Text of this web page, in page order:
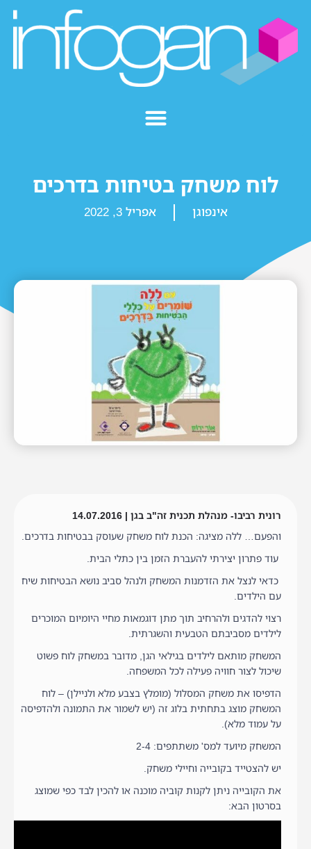
לוח משחק בטיחות בדרכים
אינפוגן אפריל 3, 2022
רונית רביבו- מנהלת תכנית זה"ב בגן | 14.07.2016
והפעם… ללה מציגה: הכנת לוח משחק שעוסק בבטיחות בדרכים.
עוד פתרון יצירתי להעברת הזמן בין כתלי הבית.
כדאי לנצל את הזדמנות המשחק ולנהל סביב נושא הבטיחות שיח
עם הילדים.
רצוי להדגים ולהרחיב תוך מתן דוגמאות מחיי היומיום המוכרים
לילדים מסביבתם הטבעית והשגרתית.
המשחק מותאם לילדים בגילאי הגן, מדובר במשחק לוח פשוט
שיכול לצור חוויה פעילה לכל המשפחה.
הדפיסו את משחק המסלול (מומלץ בצבע מלא ולניילן) – לוח
המשחק מוצג בתחתית בלוג זה (יש לשמור את התמונה ולהדפיסה
על עמוד מלא).
המשחק מיועד למס' משתתפים: 2-4
יש להצטייד בקובייה וחיילי משחק.
את הקובייה ניתן לקנות קוביה מוכנה או להכין לבד כפי שמוצג
בסרטון הבא: